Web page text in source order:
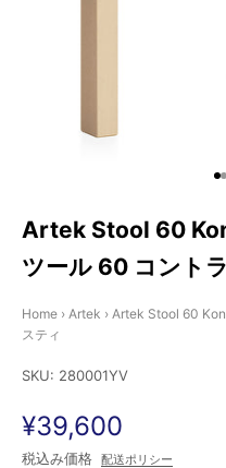
Artek Stool 60
ツール 60 コント
Home › Artek › Artek Stool 60
スティ
SKU: 280001YV
セール価格
¥39,600
税込み価格 配送ポリシー